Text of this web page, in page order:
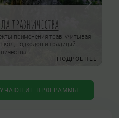
травничества
применения трав, учитывая
подходов и традиций
ПОДРОБНЕЕ
ПРОГРАММЫ